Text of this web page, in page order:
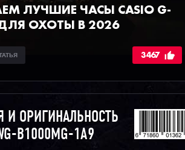
ЛУЧШИЕ ЧАСЫ СASIO G-
ДЛЯ ОХОТЫ В 2026
3467
И ОРИГИНАЛЬНОСТЬ
B1000MG-1A9